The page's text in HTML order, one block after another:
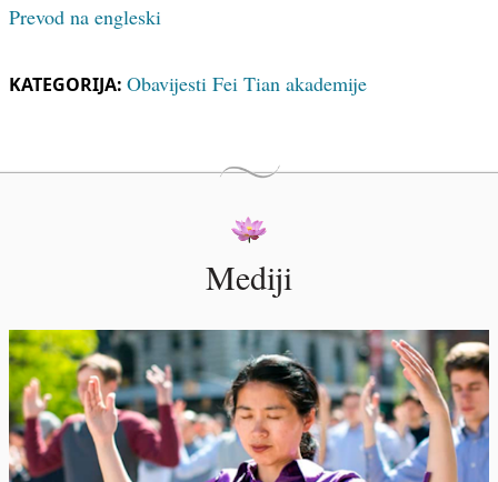
Prevod na engleski
KATEGORIJA: Obavijesti Fei Tian akademije
Mediji